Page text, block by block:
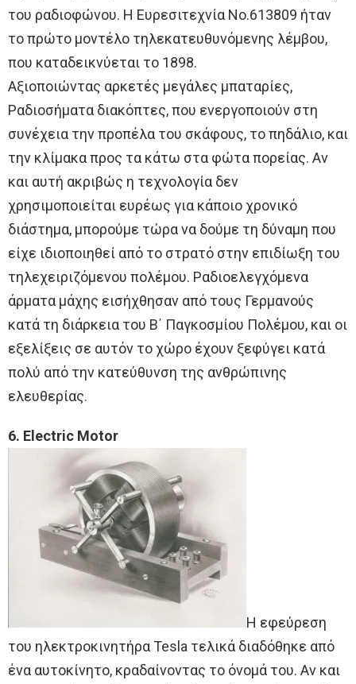
του ραδιοφώνου. Η Ευρεσιτεχνία No.613809 ήταν
το πρώτο μοντέλο τηλεκατευθυνόμενης λέμβου,
που καταδεικνύεται το 1898.
Αξιοποιώντας αρκετές μεγάλες μπαταρίες,
Ραδιοσήματα διακόπτες, που ενεργοποιούν στη
συνέχεια την προπέλα του σκάφους, το πηδάλιο, και
την κλίμακα προς τα κάτω στα φώτα πορείας. Αν
και αυτή ακριβώς η τεχνολογία δεν
χρησιμοποιείται ευρέως για κάποιο χρονικό
διάστημα, μπορούμε τώρα να δούμε τη δύναμη που
είχε ιδιοποιηθεί από το στρατό στην επιδίωξη του
τηλεχειριζόμενου πολέμου. Ραδιοελεγχόμενα
άρματα μάχης εισήχθησαν από τους Γερμανούς
κατά τη διάρκεια του Β΄ Παγκοσμίου Πολέμου, και οι
εξελίξεις σε αυτόν το χώρο έχουν ξεφύγει κατά
πολύ από την κατεύθυνση της ανθρώπινης
ελευθερίας.
6. Electric Motor
Η εφεύρεση
του ηλεκτροκινητήρα Tesla τελικά διαδόθηκε από
ένα αυτοκίνητο, κραδαίνοντας το όνομά του. Αν και